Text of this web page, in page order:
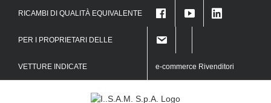
RICAMBI DI QUALITÀ EQUIVALENTE
PER I PROPRIETARI DELLE
VETTURE INDICATE e-commerce Rivenditori